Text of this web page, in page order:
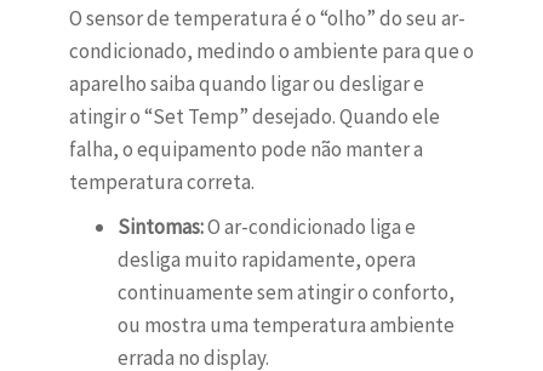
O sensor de temperatura é o “olho” do seu ar-
condicionado, medindo o ambiente para que o
aparelho saiba quando ligar ou desligar e
atingir o “Set Temp” desejado. Quando ele
falha, o equipamento pode não manter a
temperatura correta.
Sintomas:O ar-condicionado liga e
desliga muito rapidamente, opera
continuamente sem atingir o conforto,
ou mostra uma temperatura ambiente
errada no display.